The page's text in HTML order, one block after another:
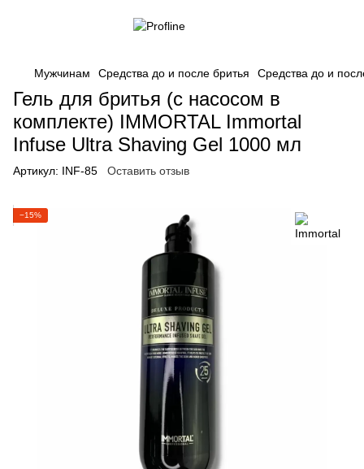
Мужчинам Средства до и после бритья Средства до и
Гель для бритья (с насосом в
комплекте) IMMORTAL Immortal
Infuse Ultra Shaving Gel 1000 мл
Артикул: INF-85 Оставить отзыв
−15%